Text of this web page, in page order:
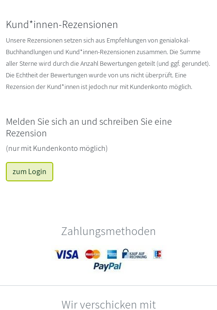
Kund*innen-Rezensionen
Unsere Rezensionen setzen sich aus Empfehlungen von genialokal-
Buchhandlungen und Kund*innen-Rezensionen zusammen. Die Summe
aller Sterne wird durch die Anzahl Bewertungen geteilt (und ggf. gerundet).
Die Echtheit der Bewertungen wurde von uns nicht überprüft. Eine
Rezension der Kund*innen ist jedoch nur mit Kundenkonto möglich.
Melden Sie sich an und schreiben Sie eine
Rezension
(nur mit Kundenkonto möglich)
zum Login
Zahlungsmethoden
Wir verschicken mit